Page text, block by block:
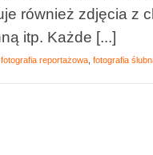
również zdjęcia z
itp. Każde [...]
fotografia reportażowa fotografia